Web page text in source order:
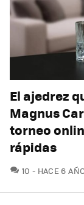
El ajedrez
Magnus
torneo
rápidas
10 HACE 6